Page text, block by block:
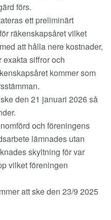
förs.
ett preliminärt
räkenskapsåret vilket
att hålla nere kostnader,
exakta siffror och
kommer som
den 21 januari 2026 så
och föreningens
lämnades utan
skyltning för var
vilket föreningen
att ske den 23/9 2025